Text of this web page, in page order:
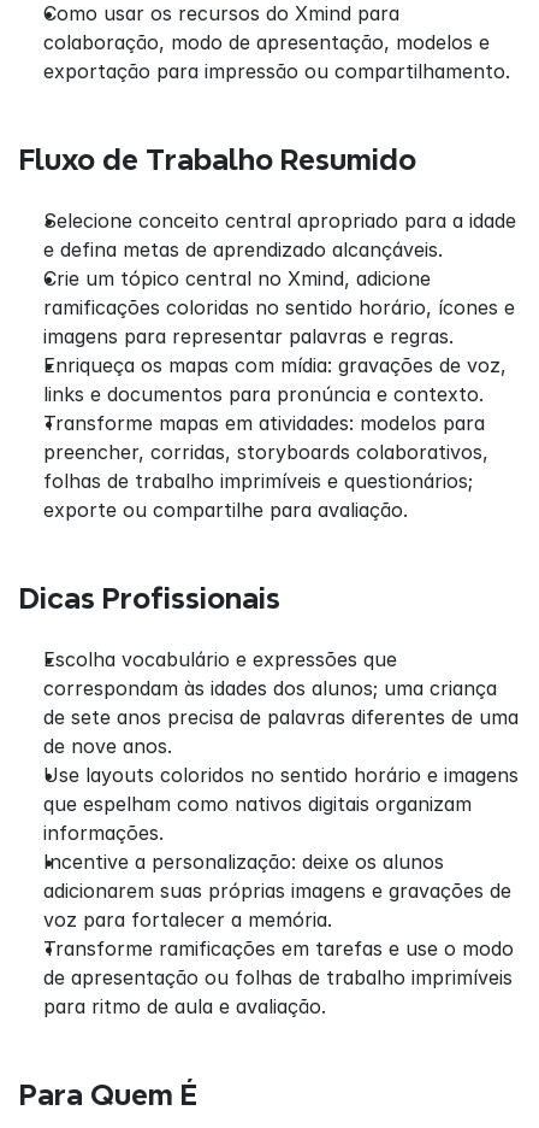
Como usar os recursos do Xmind para
colaboração, modo de apresentação, modelos e
exportação para impressão ou compartilhamento.
Fluxo de Trabalho Resumido
Selecione conceito central apropriado para a idade
e defina metas de aprendizado alcançáveis.
Crie um tópico central no Xmind, adicione
ramificações coloridas no sentido horário, ícones e
imagens para representar palavras e regras.
Enriqueça os mapas com mídia: gravações de voz,
links e documentos para pronúncia e contexto.
Transforme mapas em atividades: modelos para
preencher, corridas, storyboards colaborativos,
folhas de trabalho imprimíveis e questionários;
exporte ou compartilhe para avaliação.
Dicas Profissionais
Escolha vocabulário e expressões que
correspondam às idades dos alunos; uma criança
de sete anos precisa de palavras diferentes de uma
de nove anos.
Use layouts coloridos no sentido horário e imagens
que espelham como nativos digitais organizam
informações.
Incentive a personalização: deixe os alunos
adicionarem suas próprias imagens e gravações de
voz para fortalecer a memória.
Transforme ramificações em tarefas e use o modo
de apresentação ou folhas de trabalho imprimíveis
para ritmo de aula e avaliação.
Para Quem É